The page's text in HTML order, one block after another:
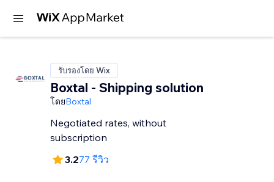
รับรองโดย Wix
Boxtal - Shipping solution
โดยBoxtal
Negotiated rates, without
subscription
3.277 รีวิว